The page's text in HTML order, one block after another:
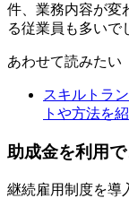
件、業務内容が変
る従業員も多いで
あわせて読みたい
スキルトラ
トや方法を
助成金を利用
継続雇用制度を導